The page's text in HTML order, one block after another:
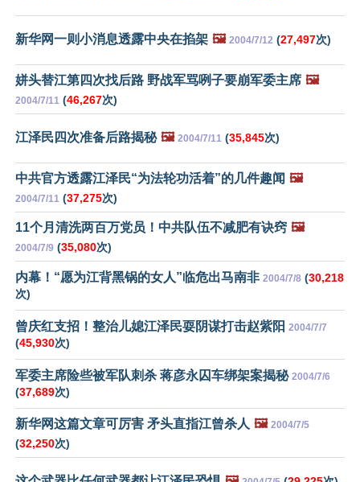
新华网一则小消息透露中央在掐架 🖼️ 2004/7/12 (27,497次)
姘头替江第四次找后路 野战军骂咧子要崩军委主席 🖼️
2004/7/11 (46,267次)
江泽民四次准备后路揭秘 🖼️ 2004/7/11 (35,845次)
中共官方透露江泽民“为法轮功活着”的几件趣闻 🖼️
2004/7/11 (37,275次)
11个月清洗两百万党员！中共队伍不减肥有诀窍 🖼️
2004/7/9 (35,080次)
内幕！“愿为江背黑锅的女人”临危出马南非 2004/7/8 (30,218
次)
曾庆红支招！整治儿媳江泽民耍阴谋打击赵紫阳 2004/7/7
(45,930次)
军委主席险些被军队刺杀 蒋彦永囚车绑架案揭秘 2004/7/6
(37,689次)
新华网这篇文章可厉害 矛头直指江曾杀人 🖼️ 2004/7/5
(32,250次)